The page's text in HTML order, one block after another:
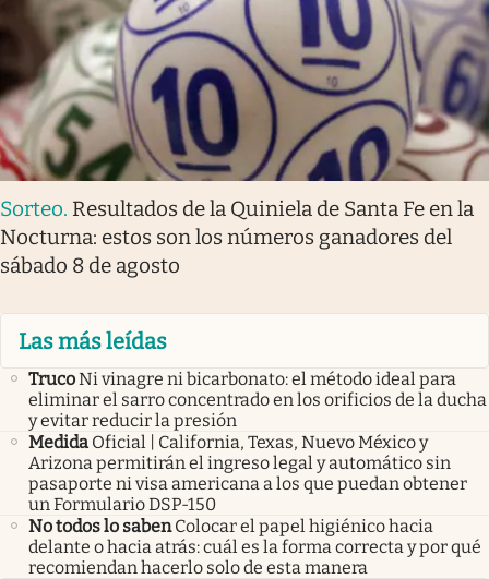
Sorteo. Resultados de la Quiniela de Santa Fe en la
Nocturna: estos son los números ganadores del
sábado 8 de agosto
Las más leídas
TrucoNi vinagre ni bicarbonato: el método ideal para
eliminar el sarro concentrado en los orificios de la ducha
y evitar reducir la presión
Medida Oficial | California, Texas, Nuevo México y
Arizona permitirán el ingreso legal y automático sin
pasaporte ni visa americana a los que puedan obtener
un Formulario DSP-150
No todos lo saben Colocar el papel higiénico hacia
delante o hacia atrás: cuál es la forma correcta y por qué
recomiendan hacerlo solo de esta manera